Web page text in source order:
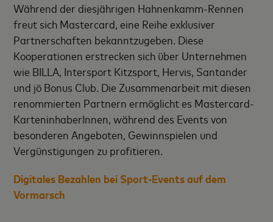
Während der diesjährigen Hahnenkamm-Rennen
freut sich Mastercard, eine Reihe exklusiver
Partnerschaften bekanntzugeben. Diese
Kooperationen erstrecken sich über Unternehmen
wie BILLA, Intersport Kitzsport, Hervis, Santander
und jö Bonus Club. Die Zusammenarbeit mit diesen
renommierten Partnern ermöglicht es Mastercard-
KarteninhaberInnen, während des Events von
besonderen Angeboten, Gewinnspielen und
Vergünstigungen zu profitieren.
Digitales Bezahlen bei Sport-Events auf dem
Vormarsch